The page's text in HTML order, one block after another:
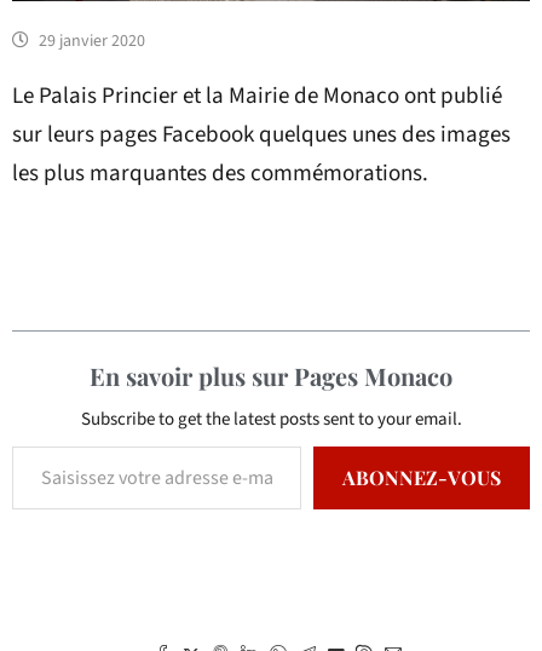
29 janvier 2020
Le Palais Princier et la Mairie de Monaco ont publié
sur leurs pages Facebook quelques unes des images
les plus marquantes des commémorations.
En savoir plus sur Pages Monaco
Subscribe to get the latest posts sent to your email.
ABONNEZ-VOUS